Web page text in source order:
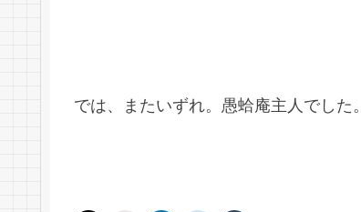
では、またいずれ。愚蛤庵主人でした。